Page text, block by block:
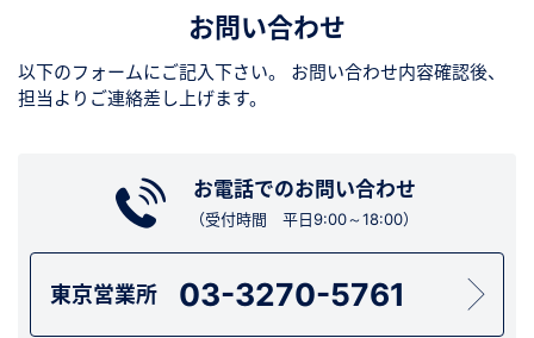
お問い合わせ
以下のフォームにご記入下さい。
お問い合わせ内容確認後、
担当よりご連絡差し上げます。
お電話でのお問い合わせ
（受付時間 平日9:00～18:00）
東京営業所 03-3270-5761